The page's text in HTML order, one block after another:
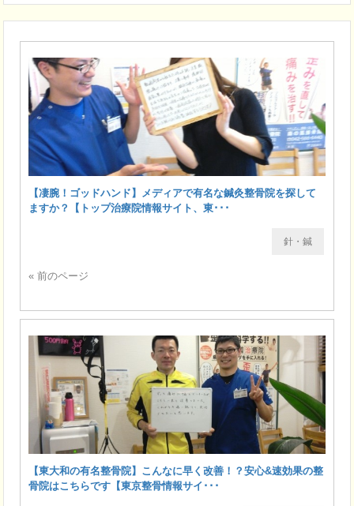
【凄腕！ゴッドハンド】メディアで有名な鍼灸整骨院を探して
ますか？【トップ治療院情報サイト、東･･･
針・鍼
« 前のページ
【東大和の有名整骨院】こんなに早く改善！？安心&速効果の整
骨院はこちらです【東京整骨情報サイ･･･